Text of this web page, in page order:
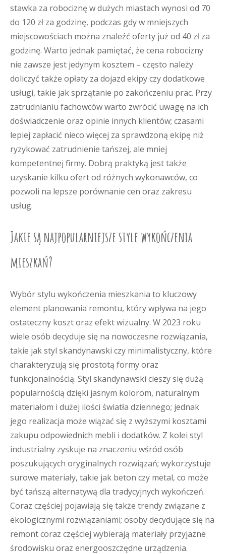
stawka za robociznę w dużych miastach wynosi od 70
do 120 zł za godzinę, podczas gdy w mniejszych
miejscowościach można znaleźć oferty już od 40 zł za
godzinę. Warto jednak pamiętać, że cena robocizny
nie zawsze jest jedynym kosztem – często należy
doliczyć także opłaty za dojazd ekipy czy dodatkowe
usługi, takie jak sprzątanie po zakończeniu prac. Przy
zatrudnianiu fachowców warto zwrócić uwagę na ich
doświadczenie oraz opinie innych klientów; czasami
lepiej zapłacić nieco więcej za sprawdzoną ekipę niż
ryzykować zatrudnienie tańszej, ale mniej
kompetentnej firmy. Dobrą praktyką jest także
uzyskanie kilku ofert od różnych wykonawców, co
pozwoli na lepsze porównanie cen oraz zakresu
usług.
Jakie są najpopularniejsze style wykończenia
mieszkań?
Wybór stylu wykończenia mieszkania to kluczowy
element planowania remontu, który wpływa na jego
ostateczny koszt oraz efekt wizualny. W 2023 roku
wiele osób decyduje się na nowoczesne rozwiązania,
takie jak styl skandynawski czy minimalistyczny, które
charakteryzują się prostotą formy oraz
funkcjonalnością. Styl skandynawski cieszy się dużą
popularnością dzięki jasnym kolorom, naturalnym
materiałom i dużej ilości światła dziennego; jednak
jego realizacja może wiązać się z wyższymi kosztami
zakupu odpowiednich mebli i dodatków. Z kolei styl
industrialny zyskuje na znaczeniu wśród osób
poszukujących oryginalnych rozwiązań; wykorzystuje
surowe materiały, takie jak beton czy metal, co może
być tańszą alternatywą dla tradycyjnych wykończeń.
Coraz częściej pojawiają się także trendy związane z
ekologicznymi rozwiązaniami; osoby decydujące się na
remont coraz częściej wybierają materiały przyjazne
środowisku oraz energooszczędne urządzenia.